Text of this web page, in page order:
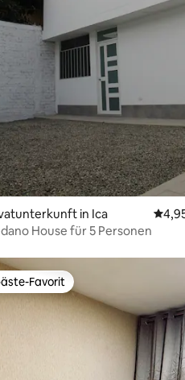
in Ica
House für 5 Personen
Favorit
Favorit